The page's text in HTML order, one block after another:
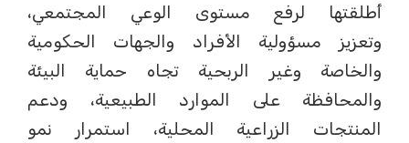
أطلقتها لرفع مستوى الوعي المجتمعي،
وتعزيز مسؤولية الأفراد والجهات الحكومية
والخاصة وغير الربحية تجاه حماية البيئة
والمحافظة على الموارد الطبيعية، ودعم
المنتجات الزراعية المحلية، استمرار نمو